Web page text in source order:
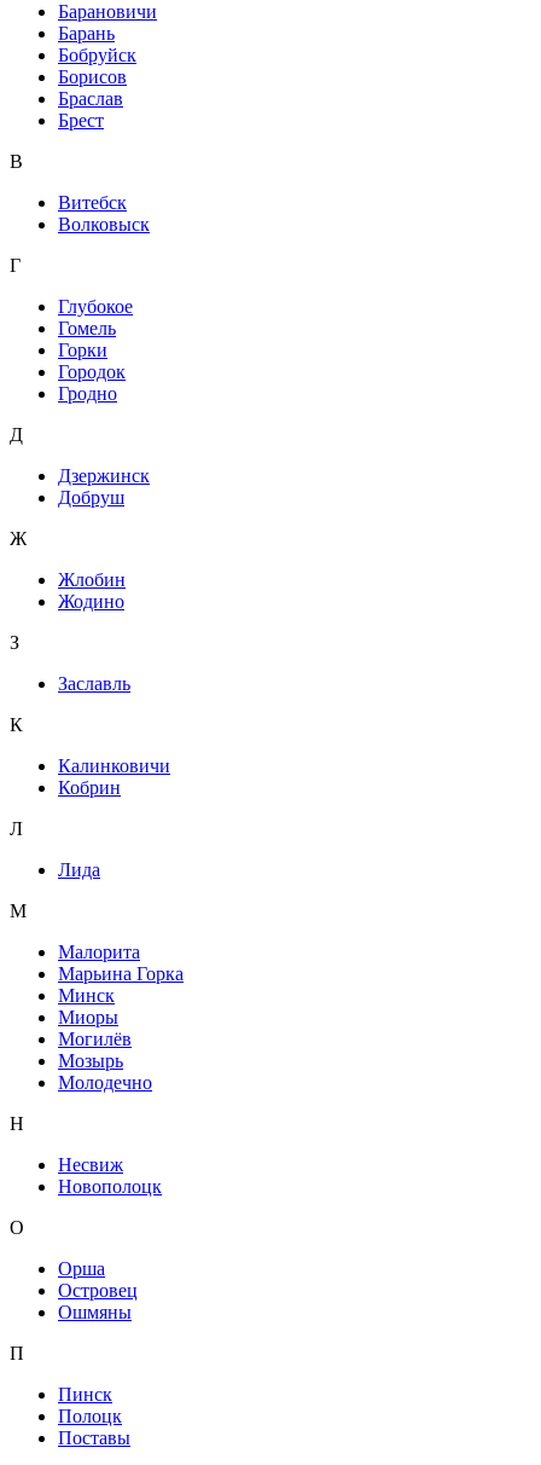
Барановичи
Барань
Бобруйск
Борисов
Браслав
Брест
В
Витебск
Волковыск
Г
Глубокое
Гомель
Горки
Городок
Гродно
Д
Дзержинск
Добруш
Ж
Жлобин
Жодино
З
Заславль
К
Калинковичи
Кобрин
Л
Лида
М
Малорита
Марьина Горка
Минск
Миоры
Могилёв
Мозырь
Молодечно
Н
Несвиж
Новополоцк
О
Орша
Островец
Ошмяны
П
Пинск
Полоцк
Поставы